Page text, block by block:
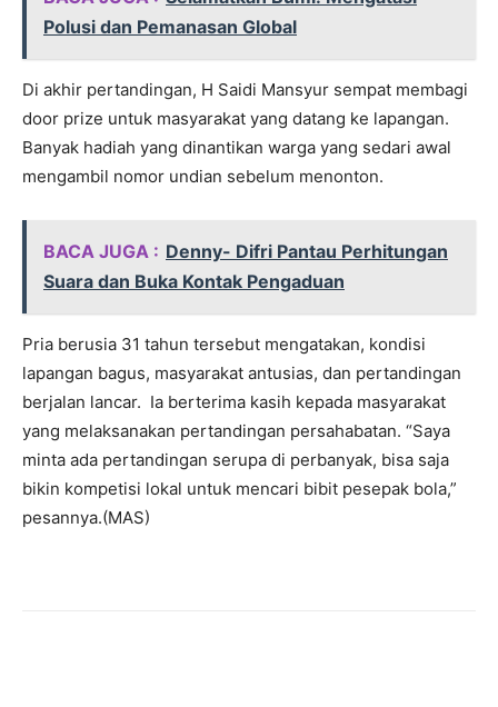
Polusi dan Pemanasan Global
Di akhir pertandingan, H Saidi Mansyur sempat membagi
door prize untuk masyarakat yang datang ke lapangan.
Banyak hadiah yang dinantikan warga yang sedari awal
mengambil nomor undian sebelum menonton.
BACA JUGA : Denny- Difri Pantau Perhitungan
Suara dan Buka Kontak Pengaduan
Pria berusia 31 tahun tersebut mengatakan, kondisi
lapangan bagus, masyarakat antusias, dan pertandingan
berjalan lancar. Ia berterima kasih kepada masyarakat
yang melaksanakan pertandingan persahabatan. “Saya
minta ada pertandingan serupa di perbanyak, bisa saja
bikin kompetisi lokal untuk mencari bibit pesepak bola,”
pesannya.(MAS)